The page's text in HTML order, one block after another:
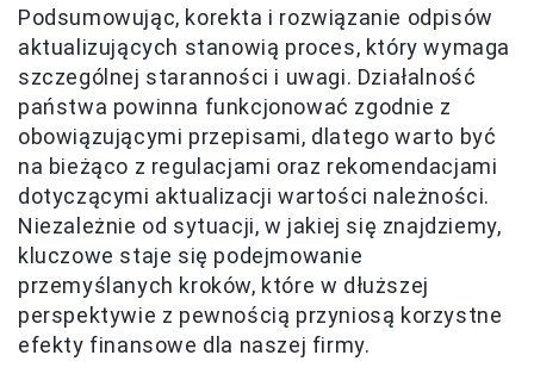
Podsumowując, korekta i rozwiązanie odpisów
aktualizujących stanowią proces, który wymaga
szczególnej staranności i uwagi. Działalność
państwa powinna funkcjonować zgodnie z
obowiązującymi przepisami, dlatego warto być
na bieżąco z regulacjami oraz rekomendacjami
dotyczącymi aktualizacji wartości należności.
Niezależnie od sytuacji, w jakiej się znajdziemy,
kluczowe staje się podejmowanie
przemyślanych kroków, które w dłuższej
perspektywie z pewnością przyniosą korzystne
efekty finansowe dla naszej firmy.